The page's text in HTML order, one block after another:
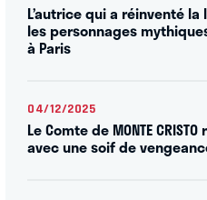
L’autrice qui a réinventé
les personnages mythiques
à Paris
04/12/2025
Le Comte de MONTE
avec une soif de